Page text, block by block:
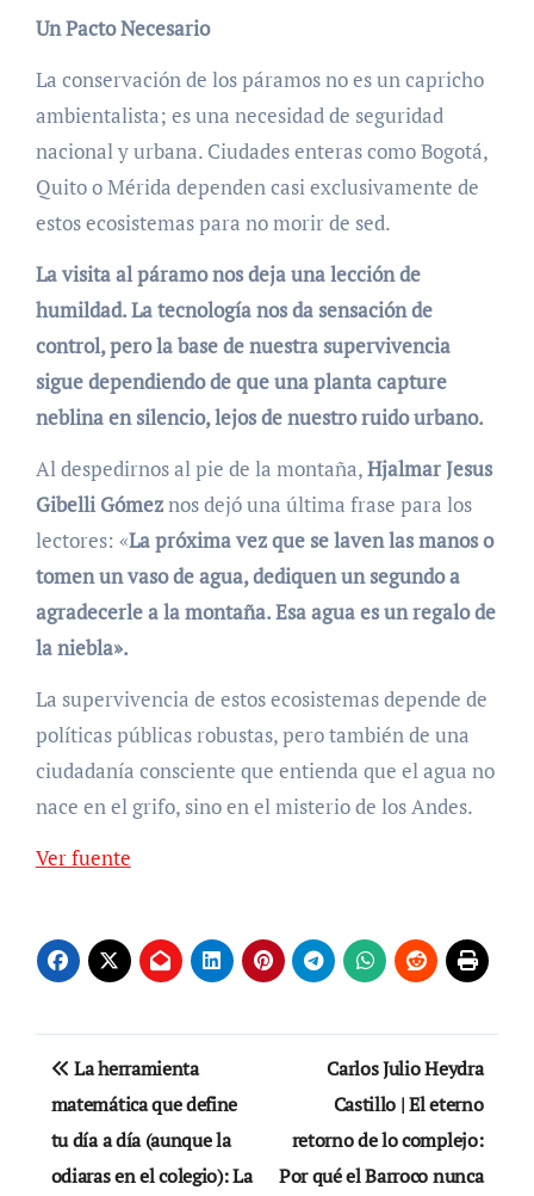
Un Pacto Necesario
La conservación de los páramos no es un capricho
ambientalista; es una necesidad de seguridad
nacional y urbana. Ciudades enteras como Bogotá,
Quito o Mérida dependen casi exclusivamente de
estos ecosistemas para no morir de sed.
La visita al páramo nos deja una lección de
humildad. La tecnología nos da sensación de
control, pero la base de nuestra supervivencia
sigue dependiendo de que una planta capture
neblina en silencio, lejos de nuestro ruido urbano.
Al despedirnos al pie de la montaña,Hjalmar Jesus
Gibelli Gómeznos dejó una última frase para los
lectores: «La próxima vez que se laven las manos o
tomen un vaso de agua, dediquen un segundo a
agradecerle a la montaña. Esa agua es un regalo de
la niebla».
La supervivencia de estos ecosistemas depende de
políticas públicas robustas, pero también de una
ciudadanía consciente que entienda que el agua no
nace en el grifo, sino en el misterio de los Andes.
Navegación
entradas
Ver fuente
Navegación
de
entradas
La herramienta
matemática que define
tu día a día (aunque la
odiaras en el colegio): La
Carlos Julio Heydra
Castillo | El eterno
retorno de lo complejo:
Por qué el Barroco nunca